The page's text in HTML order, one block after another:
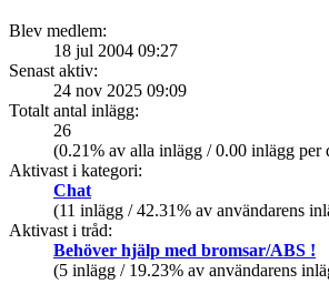
Blev medlem:
18 jul 2004 09:27
Senast aktiv:
24 nov 2025 09:09
Totalt antal inlägg:
26
(0.21% av alla inlägg / 0.00 inlägg per
Aktivast i kategori:
Chat
(11 inlägg / 42.31% av användarens
Aktivast i tråd:
Behöver hjälp med bromsar/ABS !
(5 inlägg / 19.23% av användarens